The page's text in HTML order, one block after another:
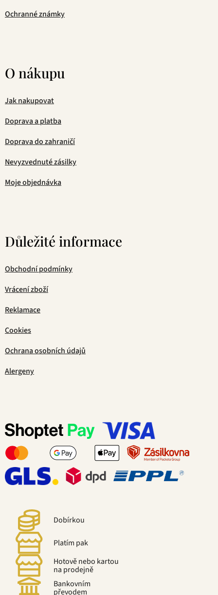
Ochranné známky
O nákupu
Jak nakupovat
Doprava a platba
Doprava do zahraničí
Nevyzvednuté zásilky
Moje objednávka
Důležité informace
Obchodní podmínky
Vrácení zboží
Reklamace
Cookies
Ochrana osobních údajů
Alergeny
Dobírkou
Platím pak
Hotově nebo kartou
na prodejně
Bankovním
převodem